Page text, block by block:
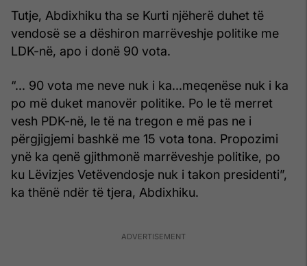
Tutje, Abdixhiku tha se Kurti njëherë duhet të
vendosë se a dëshiron marrëveshje politike me
LDK-në, apo i donë 90 vota.
“... 90 vota me neve nuk i ka...meqenëse nuk i ka
po më duket manovër politike. Po le të merret
vesh PDK-në, le të na tregon e më pas ne i
përgjigjemi bashkë me 15 vota tona. Propozimi
ynë ka qenë gjithmonë marrëveshje politike, po
ku Lëvizjes Vetëvendosje nuk i takon presidenti”,
ka thënë ndër të tjera, Abdixhiku.